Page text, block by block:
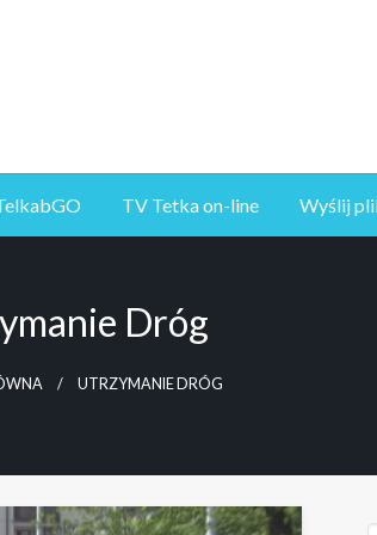
TV Tetka on-line Wyślij
Dróg
UTRZYMANIE DRÓG